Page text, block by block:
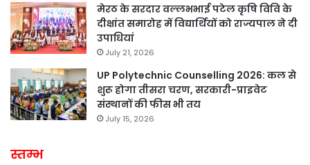
मेरठ के सरदार वल्लभभाई पटेल कृषि विवि के
दीक्षांत समारोह में विद्यार्थियों को राज्यपाल ने दी
उपाधियां
July 21, 2026
UP Polytechnic Counselling 2026: कल से
शुरू होगा तीसरा चरण, सरकारी-प्राइवेट
संस्थानों की फीस भी तय
July 15, 2026
स्तम्भ